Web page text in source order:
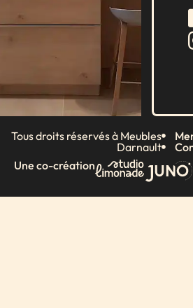
Tous droits réservés à Meubles
Darnault
Une co-création